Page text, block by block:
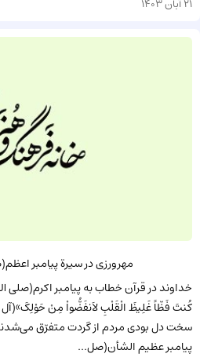
21 آبان 1403
مهرورزی در سیرة پیامبر
خداوند در قرآن خطاب به پیامبر اکرم(صلی
سخت دل بودی مردم از گردت متفرّق
پیامبر عظیم الشأن(صل...